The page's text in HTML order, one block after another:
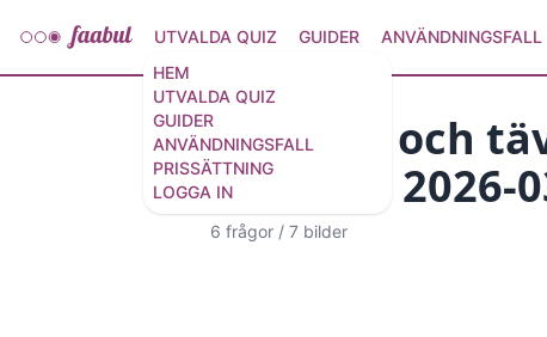
HEM
UTVALDA QUIZ
GUIDER
ANVÄNDNINGSFALL
PRISSÄTTNING
LOGGA IN
UTVALDA QUIZ GUIDER ANVÄNDNINGSFALL
Var med och
Karlstad 2026-
6 frågor / 7 bilder